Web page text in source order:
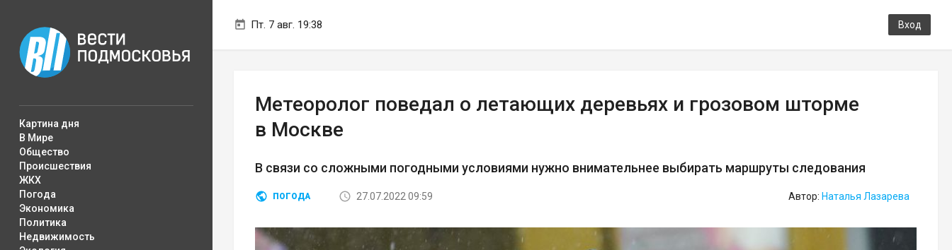
Пт. 7 авг. 19:38 Вход
Картина дня
В Мире
Общество
Происшествия
ЖКХ
Погода
Экономика
Политика
Недвижимость
Метеоролог поведал о летающих деревьях и грозовом шторме
в Москве
В связи со сложными погодными условиями нужно внимательнее выбирать маршруты следования
ПОГОДА 27.07.2022 09:59 Автор: Наталья Лазарева